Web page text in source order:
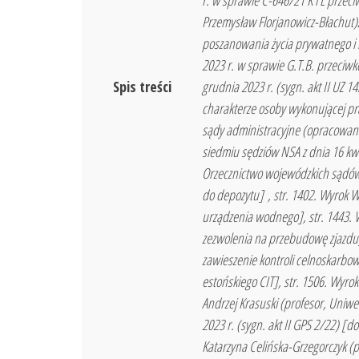
Spis treści
Przemysław Florjanowicz-
poszanowania życia prywatnego
2023 r. w sprawie G.T.B.
grudnia 2023 r. (sygn. akt II UZ
charakterze osoby wykonującej
sądy administracyjne
siedmiu sędziów NSA z dnia 16
Orzecznictwo wojewódzkich
do depozytu] , str. 1402. Wyrok
urządzenia wodnego], str. 1443.
zezwolenia na przebudowę
zawieszenie kontroli
estońskiego CIT], str. 1506.
Andrzej Krasuski (profesor,
2023 r. (sygn. akt II GPS 2/22)
Katarzyna Celińska-Grzegorczyk